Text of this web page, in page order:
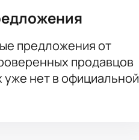
предложения от
продавцов
нет в официальной